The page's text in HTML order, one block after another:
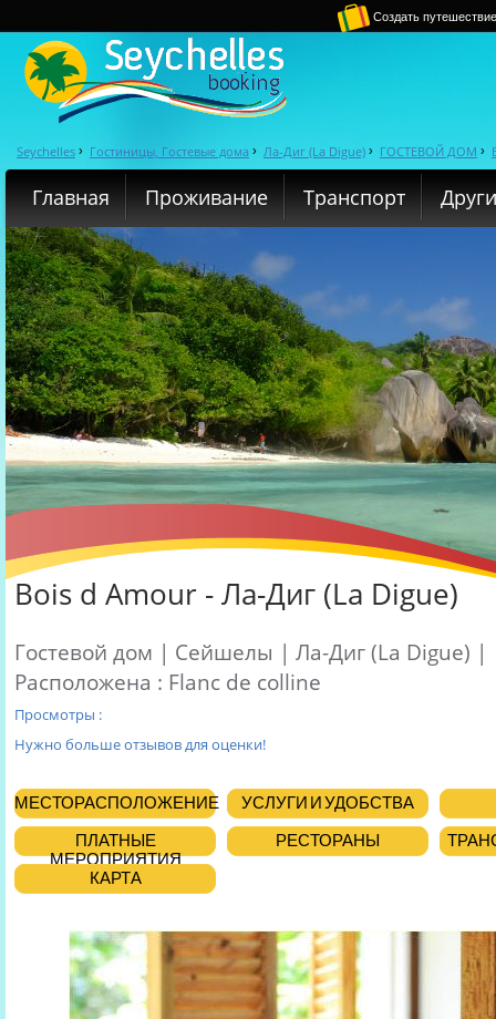
Создать
Seychelles › Гостиницы, Гостевые дома › Ла-Диг (La Digue) › ГОСТЕВОЙ ДОМ ›
Главная Проживание Транспорт
Bois d Amour - Ла-Диг (La Digue)
Гостевой дом | Сейшелы | Ла-Диг (La Digue) |
Расположена : Flanc de colline
Просмотры :
Нужно больше отзывов для оценки!
МЕСТОРАСПОЛОЖЕНИЕ
УСЛУГИ И УДОБСТВА
ПЛАТНЫЕ
МЕРОПРИЯТИЯ
РЕСТОРАНЫ
КАРТА